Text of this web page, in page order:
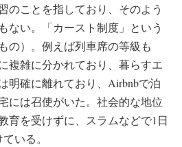
のことを指しており、そのよう
ない。「カースト制度」という
の）。例えば列車席の等級も
複雑に分かれており、暮らすエ
明確に離れており、Airbnbで泊
には召使がいた。社会的な地位
育を受けずに、スラムなどで1日
いる。